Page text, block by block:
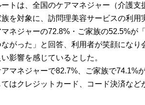
ートは 、全国のケアマネジャー（介護
を対象に、訪問理美容サービスの利用
マネジャーの72.8% ・ご家族の52.5%が
ながった」と回答、利用者が笑顔にな
影響を感じている とした。
アマネジャーで82.7% ご家族で74.1%
てはクレジットカード、 コード決済など